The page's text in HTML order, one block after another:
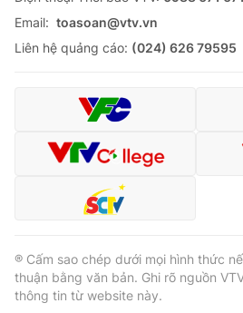
VTV9
Theo dõi báo trên
Email: toasoan@vtv.vn
Liên hệ quảng cáo: (024) 626 79595
® Cấm sao chép dưới mọi hình thức
thuận bằng văn bản. Ghi rõ nguồn
thông tin từ website này.